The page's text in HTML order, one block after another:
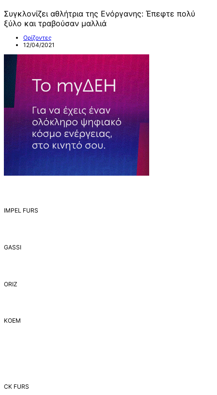
Συγκλονίζει αθλήτρια της Ενόργανης: Έπεφτε πολύ
ξύλο και τραβούσαν μαλλιά
Ορίζοντες
12/04/2021
IMPEL FURS
GASSI
ORIZ
ΚΟΕΜ
CK FURS